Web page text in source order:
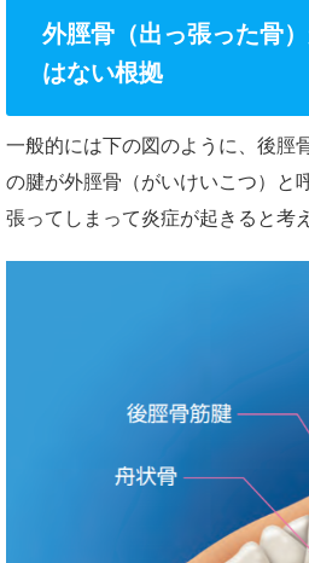
外脛骨（出っ張った骨
はない根拠
一般的には下の図のように、後脛
の腱が外脛骨（がいけいこつ）と
張ってしまって炎症が起きると考